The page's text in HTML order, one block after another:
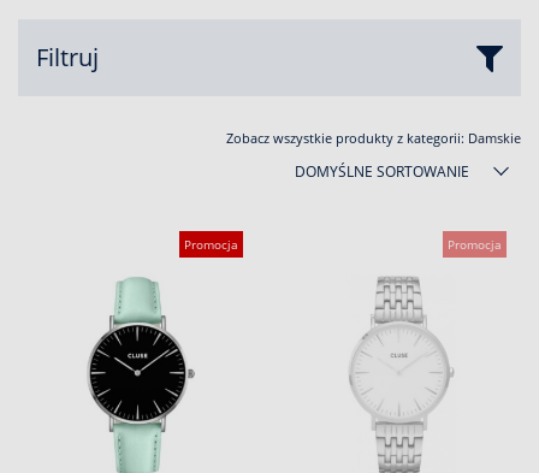
Filtruj
Zobacz wszystkie produkty z kategorii: Damskie
DOMYŚLNE SORTOWANIE
Promocja Promocja